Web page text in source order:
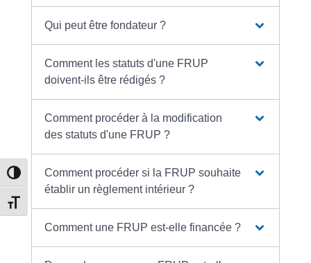
Passer en contraste élevé
Changer la taille de la police
Qui peut être fondateur ?
Comment les statuts d'une FRUP
doivent-ils être rédigés ?
Comment procéder à la modification
des statuts d'une FRUP ?
Comment procéder si la FRUP souhaite
établir un règlement intérieur ?
Comment une FRUP est-elle financée ?